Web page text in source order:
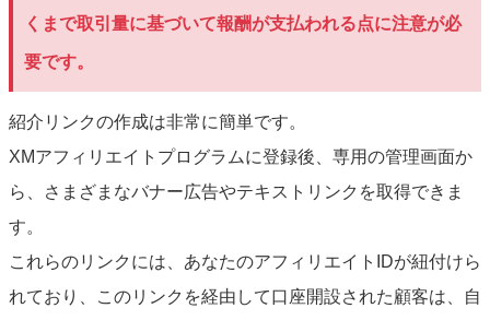
くまで取引量に基づいて報酬が支払われる点に注意が必
要です。
紹介リンクの作成は非常に簡単です。
XMアフィリエイトプログラムに登録後、専用の管理画面か
ら、さまざまなバナー広告やテキストリンクを取得できま
す。
これらのリンクには、あなたのアフィリエイトIDが紐付けら
れており、このリンクを経由して口座開設された顧客は、自